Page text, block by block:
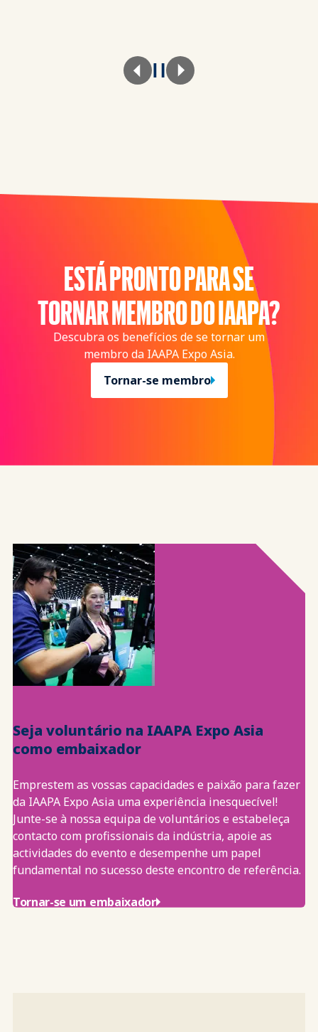
ESTÁ PRONTO PARA SE
TORNAR MEMBRO DO IAAPA?
Descubra os benefícios de se tornar um
membro da IAAPA Expo Asia.
Tornar-se membro
Seja voluntário na IAAPA Expo Asia
como embaixador
Emprestem as vossas capacidades e paixão para fazer
da IAAPA Expo Asia uma experiência inesquecível!
Junte-se à nossa equipa de voluntários e estabeleça
contacto com profissionais da indústria, apoie as
actividades do evento e desempenhe um papel
fundamental no sucesso deste encontro de referência.
Tornar-se um embaixador